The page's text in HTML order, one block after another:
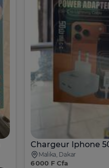
Malika, Dakar
6 000 F Cfa